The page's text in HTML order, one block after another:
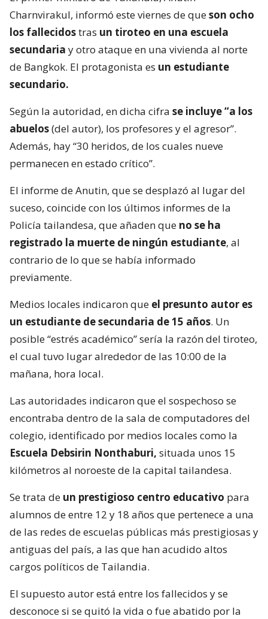
Charnvirakul, informó este viernes de queson ocho
los fallecidostras un tiroteo en una escuela
secundaria y otro ataque en una vivienda al norte
de Bangkok. El protagonista es un estudiante
secundario.
Según la autoridad, en dicha cifra se incluye “a los
abuelos(del autor), los profesores y el agresor”.
Además, hay “30 heridos, de los cuales nueve
permanecen en estado crítico”.
El informe de Anutin, que se desplazó al lugar del
suceso, coincide con los últimos informes de la
Policía tailandesa, que añaden que no se ha
registrado la muerte de ningún estudiante, al
contrario de lo que se había informado
previamente.
Medios locales indicaron que el presunto autor es
un estudiante de secundaria de 15 años. Un
posible “estrés académico” sería la razón del tiroteo,
el cual tuvo lugar alrededor de las 10:00 de la
mañana, hora local.
Las autoridades indicaron que el sospechoso se
encontraba dentro de la sala de computadores del
colegio, identificado por medios locales como la
Escuela Debsirin Nonthaburi, situada unos 15
kilómetros al noroeste de la capital tailandesa.
Se trata de un prestigioso centro educativo para
alumnos de entre 12 y 18 años que pertenece a una
de las redes de escuelas públicas más prestigiosas y
antiguas del país, a las que han acudido altos
cargos políticos de Tailandia.
El supuesto autor está entre los fallecidos y se
desconoce si se quitó la vida o fue abatido por la